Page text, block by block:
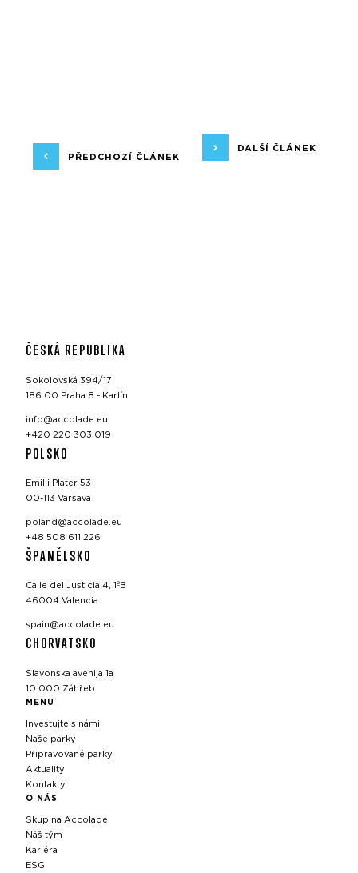
PŘEDCHOZÍ ČLÁNEK
DALŠÍ ČLÁNEK
ČESKÁ REPUBLIKA
Sokolovská 394/17
186 00 Praha 8 - Karlín
info@accolade.eu
+420 220 303 019
POLSKO
Emilii Plater 53
00-113 Varšava
poland@accolade.eu
+48 508 611 226
ŠPANĚLSKO
Calle del Justicia 4, 1ºB
46004 Valencia
spain@accolade.eu
CHORVATSKO
Slavonska avenija 1a
10 000 Záhřeb
MENU
Investujte s námi
Naše parky
Připravované parky
Aktuality
Kontakty
O NÁS
Skupina Accolade
Náš tým
Kariéra
ESG